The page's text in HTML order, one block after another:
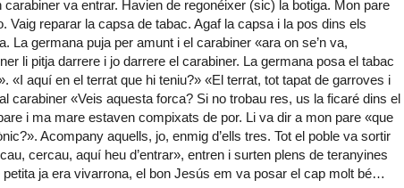
va entrar. Havien de regonéixer (sic) la botiga. Mon pare
Vaig reparar la capsa de tabac. Agaf la capsa i la pos dins els
La germana puja per amunt i el carabiner «ara on se’n va,
li pitja darrere i jo darrere el carabiner. La germana posa el tabac
«I aquí en el terrat que hi teniu?» «El terrat, tot tapat de garroves i
carabiner «Veis aquesta forca? Si no trobau res, us la ficaré dins el
i ma mare estaven compixats de por. Li va dir a mon pare «que
Acompany aquells, jo, enmig d’ells tres. Tot el poble va sortir
cercau, aquí heu d’entrar», entren i surten plens de teranyines
ja era vivarrona, el bon Jesús em va posar el cap molt bé…